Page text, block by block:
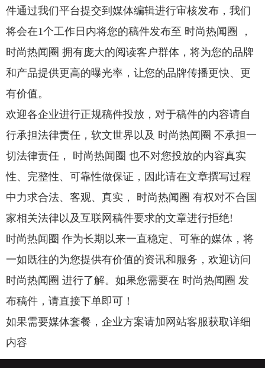
件通过我们平台提交到媒体编辑进行审核发布，我们
将会在1个工作日内将您的稿件发布至 时尚热闻圈 ，
时尚热闻圈 拥有庞大的阅读客户群体，将为您的品牌
和产品提供更高的曝光率，让您的品牌传播更快、更
有价值。
欢迎各企业进行正规稿件投放，对于稿件的内容请自
行承担法律责任，软文世界以及 时尚热闻圈 不承担一
切法律责任， 时尚热闻圈 也不对您投放的内容真实
性、完整性、可靠性做保证，因此请在文章撰写过程
中力求合法、客观、真实， 时尚热闻圈 有权对不合国
家相关法律以及互联网稿件要求的文章进行拒绝!
时尚热闻圈 作为长期以来一直稳定、可靠的媒体，将
一如既往的为您提供有价值的资讯和服务，欢迎访问
时尚热闻圈 进行了解。如果您需要在 时尚热闻圈 发
布稿件，请直接下单即可！
如果需要媒体套餐，企业方案请加网站客服获取详细
内容